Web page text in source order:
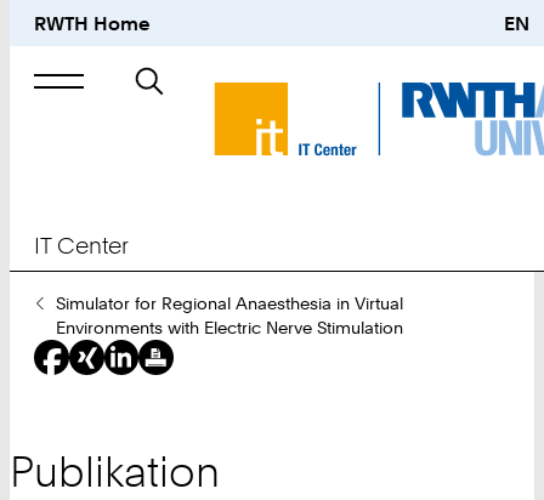
RWTH Home EN
Suche
nach
IT Center
Sie
sind
hier:
Simulator for Regional Anaesthesia in Virtual
Environments with Electric Nerve Stimulation
Publikation